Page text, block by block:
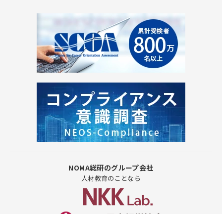
NOMA総研のグループ会社
人材教育のことなら